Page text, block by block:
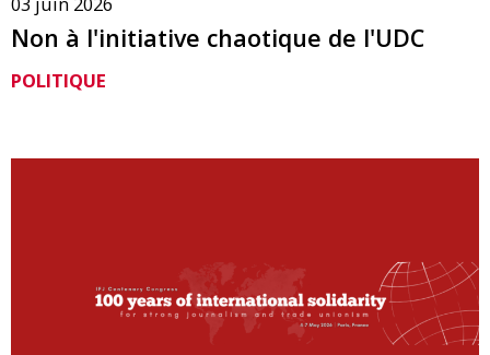
Non à l'initiative chaotique de l'UDC
POLITIQUE